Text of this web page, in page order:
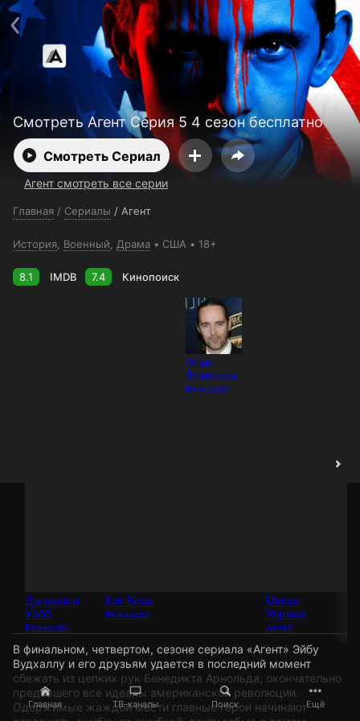
Главная ТВ-каналы Поиск Ещё
Смотреть Агент Серия 5 4 сезон бесплатно
Смотреть Сериал
Агент смотреть все серии
Главная / Сериалы / Агент
История Военный Драма США 18+
8.1 IMDB 7.4 Кинопоиск
Джереми
Уэбб
Режиссёр
Кит Боак
Режиссёр
Эгил
Эгилссон
Режиссёр
Миган
Уорнер
Актёр
В финальном, четвертом, сезоне сериала «Агент» Эйбу
Вудхаллу и его друзьям удается в последний момент
сбежать из цепких рук Бенедикта Арнольда, окончательно
предавшего все идеалы американской революции.
Одержимые жаждой мести главные герои начинают
Поддержка: support@24h.tv
О сервисе
Пользовательское соглашение
Политика конфиденциальности
Для партнёров
Открыть приложение
Ввести промокод
Установить на ТВ
Бесплатные каналы Контакты